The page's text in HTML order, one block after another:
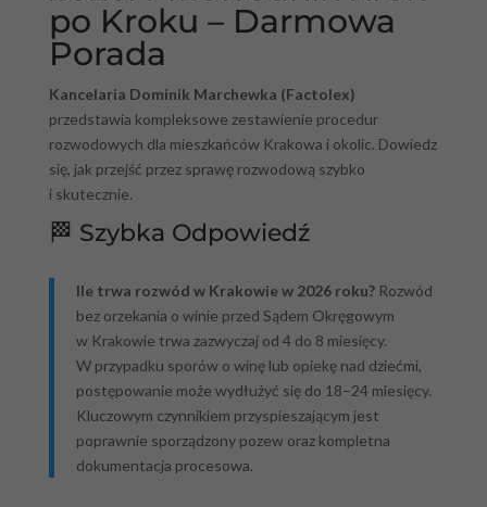
po Kroku – Darmowa
Porada
Kancelaria Dominik Marchewka (Factolex)
przedstawia kompleksowe zestawienie procedur
rozwodowych dla mieszkańców Krakowa i okolic. Dowiedz
się, jak przejść przez sprawę rozwodową szybko
i skutecznie.
🏁 Szybka Odpowiedź
Ile trwa rozwód w Krakowie w 2026 roku?Rozwód
bez orzekania o winie przed Sądem Okręgowym
w Krakowie trwa zazwyczaj od 4 do 8 miesięcy.
W przypadku sporów o winę lub opiekę nad dziećmi,
postępowanie może wydłużyć się do 18–24 miesięcy.
Kluczowym czynnikiem przyspieszającym jest
poprawnie sporządzony pozew oraz kompletna
dokumentacja procesowa.